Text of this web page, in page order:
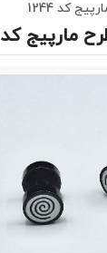
کد 1244
کد 1244